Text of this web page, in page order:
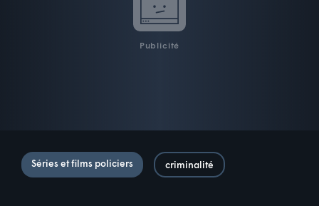
Publicité
Séries et films policiers criminalité